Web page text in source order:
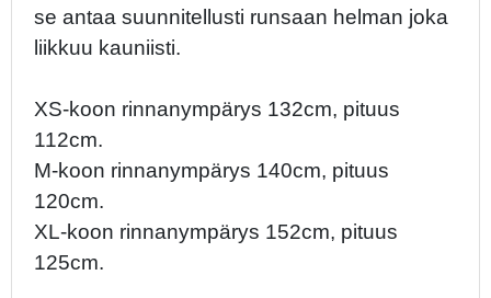
se antaa suunnitellusti runsaan helman joka
liikkuu kauniisti.
XS-koon rinnanympärys 132cm, pituus
112cm.
M-koon rinnanympärys 140cm, pituus
120cm.
XL-koon rinnanympärys 152cm, pituus
125cm.